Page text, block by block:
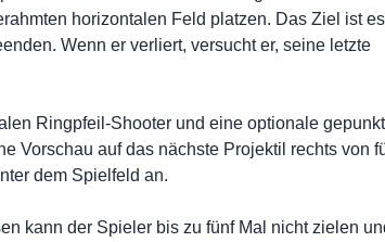
horizontalen Feld platzen. Das Ziel ist
Wenn er verliert, versucht er, seine letzte
Ringpfeil-Shooter und eine optionale
Vorschau auf das nächste Projektil rechts von
dem Spielfeld an.
kann der Spieler bis zu fünf Mal nicht zielen